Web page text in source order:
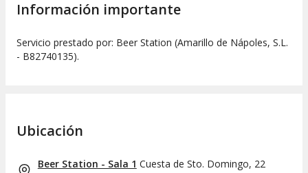
Información importante
Servicio prestado por: Beer Station (Amarillo de Nápoles, S.L.
- B82740135).
Ubicación
Beer Station - Sala 1 Cuesta de Sto. Domingo, 22